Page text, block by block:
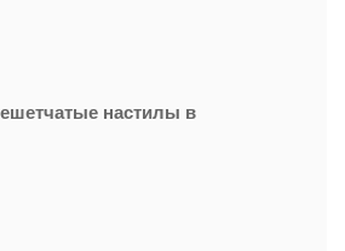
настилы в